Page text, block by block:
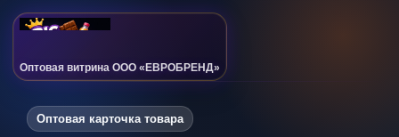
Оптовая витрина ООО «ЕВРОБРЕНД»
Оптовая карточка товара